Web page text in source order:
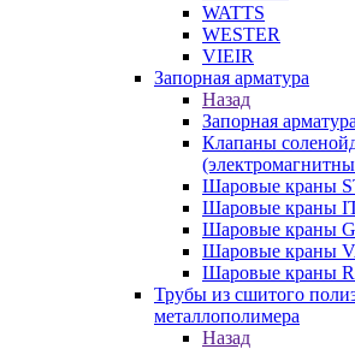
WATTS
WESTER
VIEIR
Запорная арматура
Назад
Запорная арматура
Клапаны
Шаровые краны
Шаровые краны
Шаровые краны
Шаровые краны
Шаровые краны
Трубы из сшитого
металлополимера
Назад